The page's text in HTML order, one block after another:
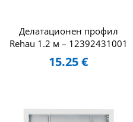
Делатационен профил
Rehau 1.2 м – 12392431001
15.25€